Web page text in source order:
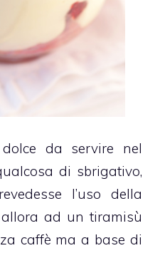
da servire nel
di sbrigativo,
l’uso della
ad un tiramisù
caffè ma a base di